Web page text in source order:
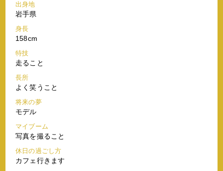
出身地
岩手県
身長
158cm
特技
走ること
長所
よく笑うこと
将来の夢
モデル
マイブーム
写真を撮ること
休日の過ごし方
カフェ行きます